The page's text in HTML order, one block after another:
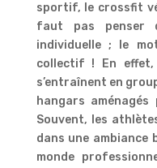
sportif, le crossfit
faut pas penser
individuelle ; le
collectif ! En
s’entraînent en
hangars
Souvent, les
dans une ambiance
monde